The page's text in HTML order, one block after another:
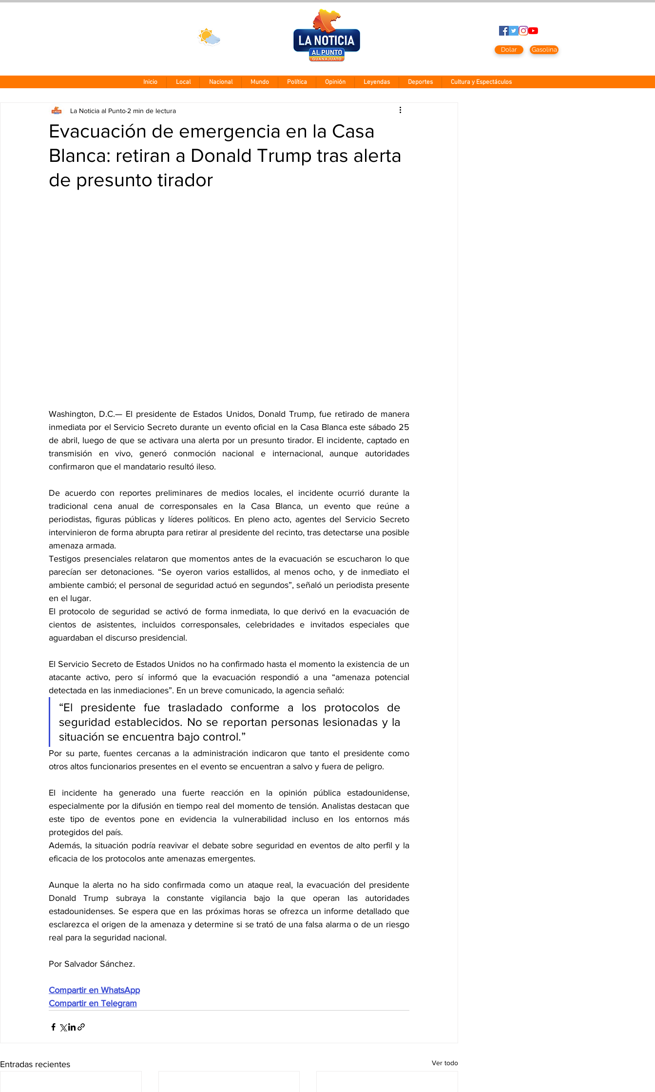
Dolar Gasolina
Inicio Local Nacional Mundo Política Opinión Leyendas Deportes Cultura y Espectáculos
Evacuación de emergencia en la Casa
Blanca: retiran a Donald Trump tras alerta
de presunto tirador
La Noticia al Punto 2 min de lectura
Washington, D.C.— El presidente de Estados Unidos, Donald Trump, fue retirado de manera
inmediata por el Servicio Secreto durante un evento oficial en la Casa Blanca este sábado 25
de abril, luego de que se activara una alerta por un presunto tirador. El incidente, captado en
transmisión en vivo, generó conmoción nacional e internacional, aunque autoridades
confirmaron que el mandatario resultó ileso.
De acuerdo con reportes preliminares de medios locales, el incidente ocurrió durante la
tradicional cena anual de corresponsales en la Casa Blanca, un evento que reúne a
periodistas, figuras públicas y líderes políticos. En pleno acto, agentes del Servicio Secreto
intervinieron de forma abrupta para retirar al presidente del recinto, tras detectarse una posible
amenaza armada.
Testigos presenciales relataron que momentos antes de la evacuación se escucharon lo que
parecían ser detonaciones. “Se oyeron varios estallidos, al menos ocho, y de inmediato el
ambiente cambió; el personal de seguridad actuó en segundos”, señaló un periodista presente
en el lugar.
El protocolo de seguridad se activó de forma inmediata, lo que derivó en la evacuación de
cientos de asistentes, incluidos corresponsales, celebridades e invitados especiales que
aguardaban el discurso presidencial.
El Servicio Secreto de Estados Unidos no ha confirmado hasta el momento la existencia de un
atacante activo, pero sí informó que la evacuación respondió a una “amenaza potencial
detectada en las inmediaciones”. En un breve comunicado, la agencia señaló:
“El presidente fue trasladado conforme a los protocolos de
seguridad establecidos. No se reportan personas lesionadas y la
situación se encuentra bajo control.”
Por su parte, fuentes cercanas a la administración indicaron que tanto el presidente como
otros altos funcionarios presentes en el evento se encuentran a salvo y fuera de peligro.
El incidente ha generado una fuerte reacción en la opinión pública estadounidense,
especialmente por la difusión en tiempo real del momento de tensión. Analistas destacan que
este tipo de eventos pone en evidencia la vulnerabilidad incluso en los entornos más
protegidos del país.
Además, la situación podría reavivar el debate sobre seguridad en eventos de alto perfil y la
eficacia de los protocolos ante amenazas emergentes.
Aunque la alerta no ha sido confirmada como un ataque real, la evacuación del presidente
Donald Trump subraya la constante vigilancia bajo la que operan las autoridades
estadounidenses. Se espera que en las próximas horas se ofrezca un informe detallado que
esclarezca el origen de la amenaza y determine si se trató de una falsa alarma o de un riesgo
real para la seguridad nacional.
Por Salvador Sánchez.
Compartir en WhatsApp
Compartir en Telegram
Entradas recientes Ver todo